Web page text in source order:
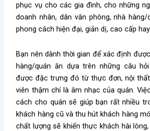
phục vụ cho các gia đình, cho những
doanh nhân, dân văn phòng, nhà
phong cách hiện đại, giản dị, cao cấp
Bạn nên dành thời gian để xác định
hàng/quán ăn dựa trên những câu
được đặc trưng đó từ thực đơn, nội
viên thậm chí là âm nhạc của quán.
cách cho quán sẽ giúp bạn rất nhiều
khách hàng cũ và thu hút khách hàng
chất lượng sẽ khiến thực khách hài